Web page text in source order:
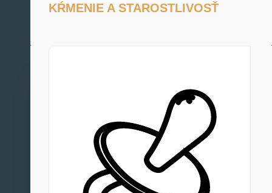
KŔMENIE A STAROSTLIVOSŤ